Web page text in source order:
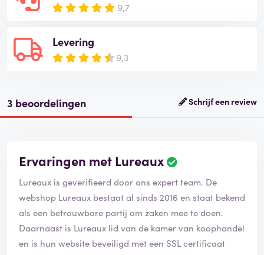
9,7
Levering
9,3
3 beoordelingen Schrijf een review
Ervaringen met Lureaux
Lureaux is geverifieerd door ons expert team. De
webshop Lureaux bestaat al sinds 2016 en staat bekend
als een betrouwbare partij om zaken mee te doen.
Daarnaast is Lureaux lid van de kamer van koophandel
en is hun website beveiligd met een SSL certificaat